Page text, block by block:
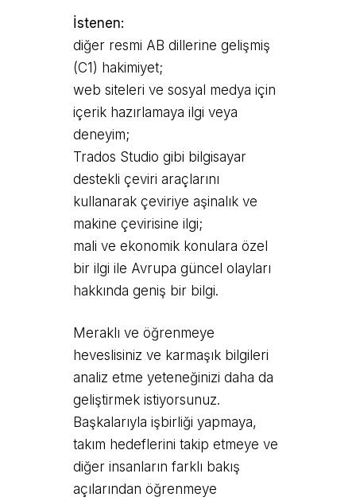
İstenen:
diğer resmi AB dillerine gelişmiş
(C1) hakimiyet;
web siteleri ve sosyal medya için
içerik hazırlamaya ilgi veya
deneyim;
Trados Studio gibi bilgisayar
destekli çeviri araçlarını
kullanarak çeviriye aşinalık ve
makine çevirisine ilgi;
mali ve ekonomik konulara özel
bir ilgi ile Avrupa güncel olayları
hakkında geniş bir bilgi.
Meraklı ve öğrenmeye
heveslisiniz ve karmaşık bilgileri
analiz etme yeteneğinizi daha da
geliştirmek istiyorsunuz.
Başkalarıyla işbirliği yapmaya,
takım hedeflerini takip etmeye ve
diğer insanların farklı bakış
açılarından öğrenmeye